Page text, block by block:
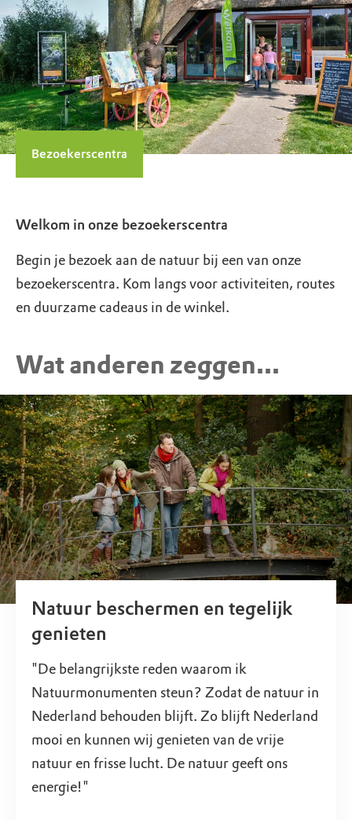
Bezoekerscentra
Welkom in onze bezoekerscentra
Begin je bezoek aan de natuur bij een van onze
bezoekerscentra. Kom langs voor activiteiten, routes
en duurzame cadeaus in de winkel.
Wat anderen zeggen...
Natuur beschermen en tegelijk
genieten
"De belangrijkste reden waarom ik
Natuurmonumenten steun? Zodat de natuur in
Nederland behouden blijft. Zo blijft Nederland
mooi en kunnen wij genieten van de vrije
natuur en frisse lucht. De natuur geeft ons
energie!"